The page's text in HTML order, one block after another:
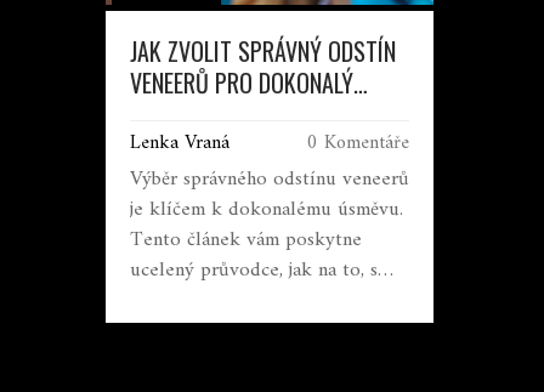
JAK ZVOLIT SPRÁVNÝ ODSTÍN
VENEERŮ PRO DOKONALÝ
Lenka Vraná 0 Komentáře
Výběr správného odstínu veneerů
je klíčem k dokonalému úsměvu.
Tento článek vám poskytne
ucelený průvodce, jak na to, s
při rozhodování, jak barevné